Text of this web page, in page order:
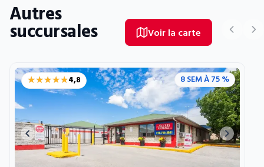
Autres
succursales Voir la carte
★★★★★
★★★★★4,8 8 SEM À 75 %
Previous image Next